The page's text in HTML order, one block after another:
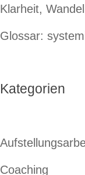
Klarheit,
Glossar:
Kategorien
Coaching